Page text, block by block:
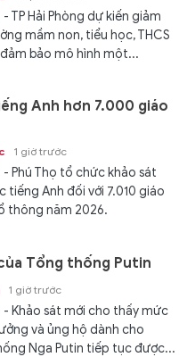
TP Hải Phòng dự kiến giảm
mầm non, tiểu học, THCS
đảm bảo mô hình một...
Anh hơn 7.000 giáo
1 giờ trước
Phú Thọ tổ chức khảo sát
tiếng Anh đối với 7.010 giáo
thông năm 2026.
Tổng thống Putin
1 giờ trước
- Khảo sát mới cho thấy mức
và ủng hộ dành cho
Nga Putin tiếp tục được...